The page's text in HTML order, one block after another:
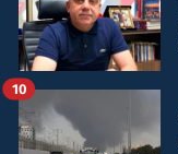
10